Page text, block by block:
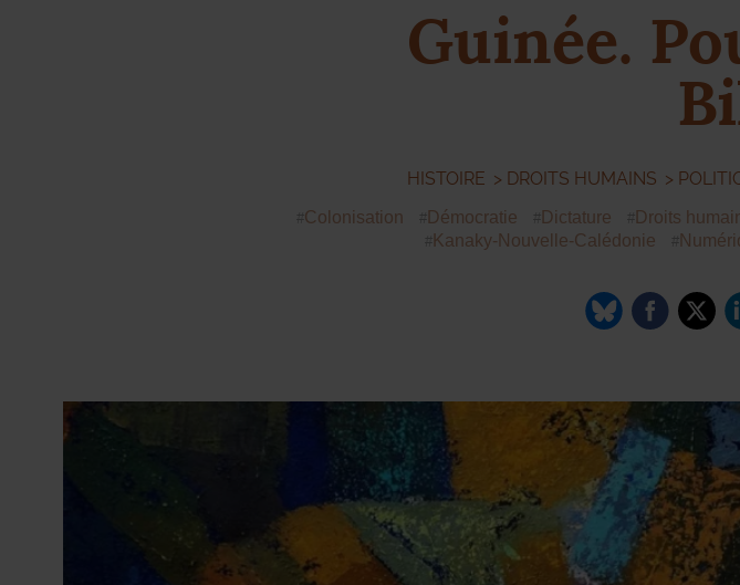
Guinée.
HISTOIRE > DROITS HUMAINS >
Colonisation Démocratie Dictature Droits
Kanaky-Nouvelle-Calédonie